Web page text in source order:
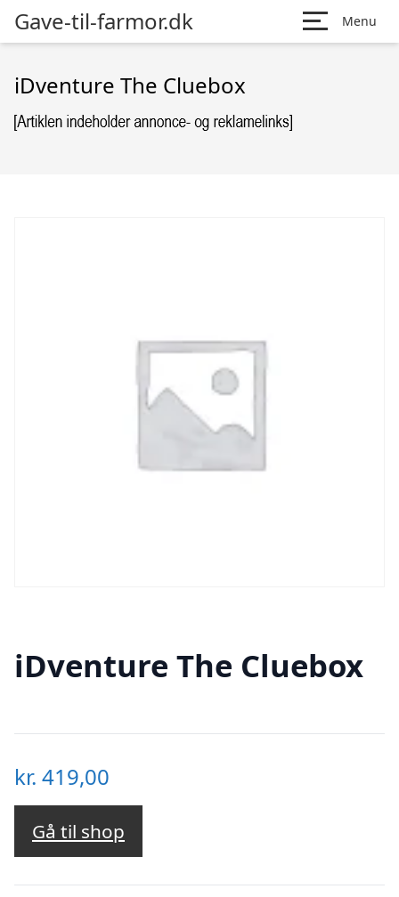
Gave-til-farmor.dk Menu
iDventure The Cluebox
iDventure The Cluebox
kr. 419,00
Gå til shop